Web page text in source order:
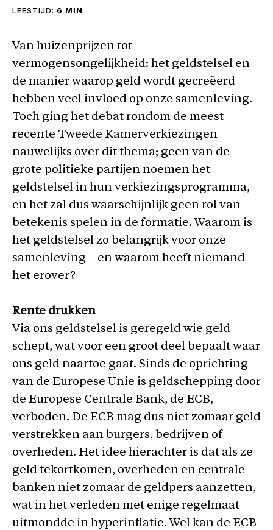
LEESTIJD: 6 MIN
Van huizenprijzen tot
vermogensongelijkheid: het geldstelsel en
de manier waarop geld wordt gecreëerd
hebben veel invloed op onze samenleving.
Toch ging het debat rondom de meest
recente Tweede Kamerverkiezingen
nauwelijks over dit thema; geen van de
grote politieke partijen noemen het
geldstelsel in hun verkiezingsprogramma,
en het zal dus waarschijnlijk geen rol van
betekenis spelen in de formatie. Waarom is
het geldstelsel zo belangrijk voor onze
samenleving – en waarom heeft niemand
het erover?
Rente drukken
Via ons geldstelsel is geregeld wie geld
schept, wat voor een groot deel bepaalt waar
ons geld naartoe gaat. Sinds de oprichting
van de Europese Unie is geldschepping door
de Europese Centrale Bank, de ECB,
verboden. De ECB mag dus niet zomaar geld
verstrekken aan burgers, bedrijven of
overheden. Het idee hierachter is dat als ze
geld tekortkomen, overheden en centrale
banken niet zomaar de geldpers aanzetten,
wat in het verleden met enige regelmaat
uitmondde in hyperinflatie. Wel kan de ECB